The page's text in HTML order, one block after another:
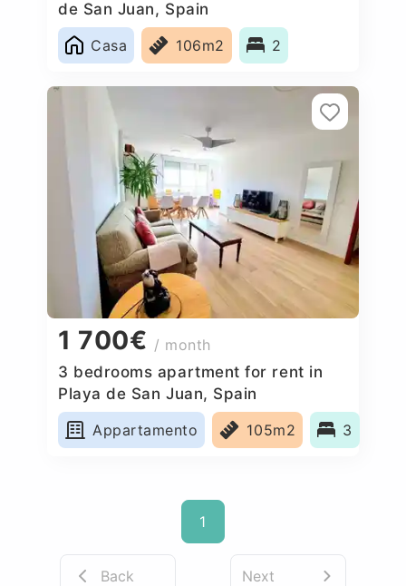
de San Juan, Spain
Casa
106m2 2
1 700€ / month
3 bedrooms apartment for rent in
Playa de San Juan, Spain
Appartamento
105m2 3
1
Back Next